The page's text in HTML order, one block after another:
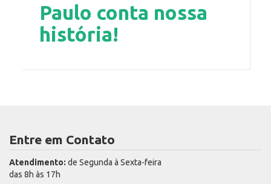
Paulo conta nossa
história!
Entre em Contato
Atendimento: de Segunda à Sexta-feira
das 8h às 17h